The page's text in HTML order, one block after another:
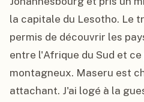
la capitale du Lesotho. Le
permis de découvrir les
entre l'Afrique du Sud et
montagneux. Maseru est
attachant. J'ai logé à la